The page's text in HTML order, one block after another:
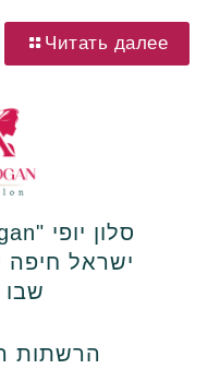
Читать далее
ישראל חיפה
שבו
הרשתות